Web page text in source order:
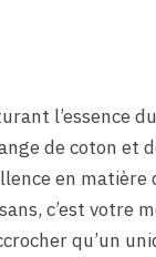
l’essence
de coton et
en
c’est votre
qu’un